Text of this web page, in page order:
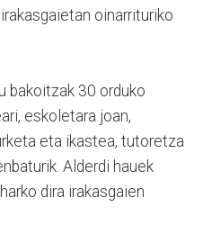
oinarrituriko
bakoitzak 30 orduko
eskoletara joan,
eta ikastea, tutoretza
Alderdi hauek
dira irakasgaien